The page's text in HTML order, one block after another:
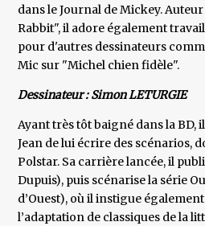
dans le Journal de Mickey.
Rabbit", il adore également
pour d'autres dessinateurs
Mic sur "Michel chien fidèle".
Dessinateur : Simon LETURGIE
Ayant très tôt baigné dans la BD,
Jean de lui écrire des scénarios,
Polstar. Sa carrière lancée, il
Dupuis), puis scénarise la série
d’Ouest), où il instigue
l’adaptation de classiques de la